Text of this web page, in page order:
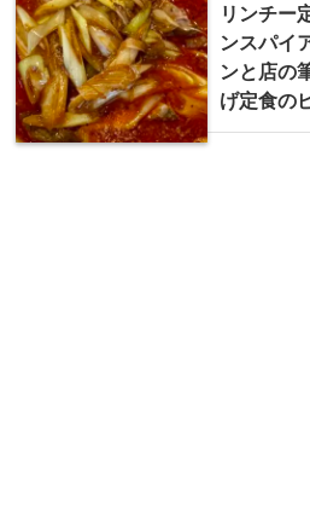
リンチー
ンスパイ
ンと店の
げ定食の